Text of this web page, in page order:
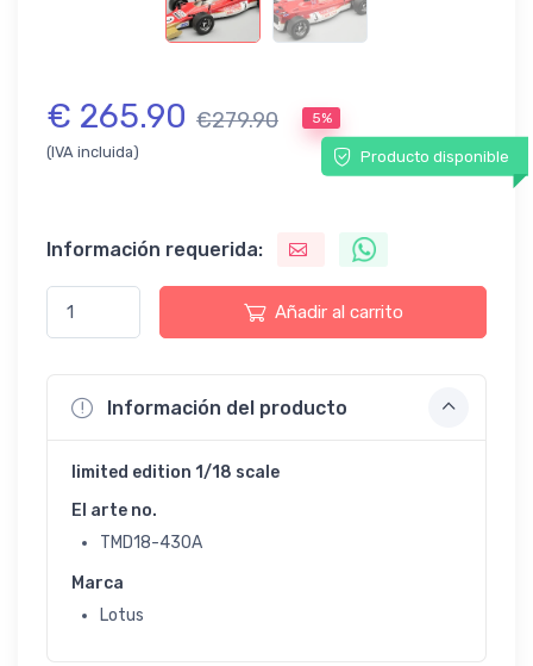
€ 265.90 €279.90 5%
(IVA incluida) Producto disponible
Información requerida:
Añadir al carrito
Información del producto
limited edition 1/18 scale
El arte no.
TMD18-430A
Marca
Lotus